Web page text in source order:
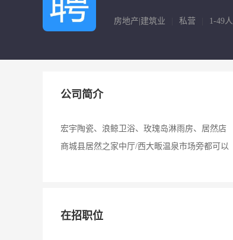
房地产|建筑业 私营 1-49人
公司简介
宏宇陶瓷、浪鲸卫浴、玫瑰岛淋雨房、居然店
商城县居然之家中厅/西大畈温泉市场旁都可以
在招职位